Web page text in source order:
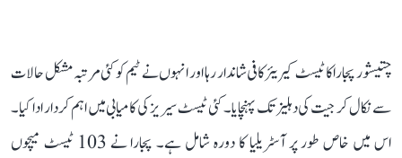
چتیشور پجارا کا ٹیسٹ کیریئر کافی شاندار رہا اور انہوں نے ٹیم کو کئی مرتبہ مشکل حالات
سے نکال کر جیت کی دہلیز تک پہنچایا۔ کئی ٹیسٹ سیریز کی کامیابی میں اہم کردار ادا کیا۔
اس میں خاص طور پر آسٹریلیا کا دورہ شامل ہے۔ پجارا نے 103 ٹیسٹ میچوں